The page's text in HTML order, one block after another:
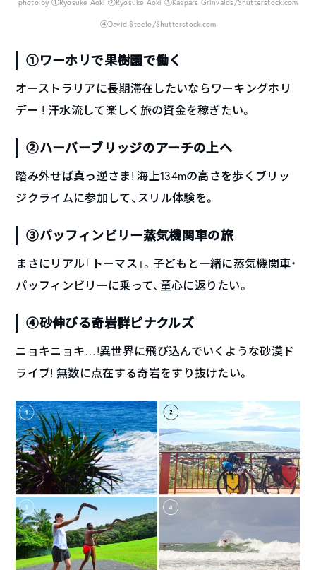
photo by ①Ryosuke Aoki ②Ryosuke Aoki ③Kaspars Grinvalds/Shutterstock.com
④David Steele/Shutterstock.com
①ワーホリで果樹園で働く
オーストラリアに長期滞在したいならワーキングホリ
デー ! 汗水流して楽しく旅の資金を稼ぎたい。
②ハーバーブリッジのアーチの上へ
踏み外せば真っ逆さま! 海上134mの高さを歩くブリッ
ジクライムに参加して、スリル体験を。
③パッフィンビリー蒸気機関車の旅
まさにリアル「トーマス」。子どもと一緒に蒸気機関車・
パッフィンビリーに乗って、童心に返りたい。
④砂伸びる奇岩群ピナクルズ
ニョキニョキ…!異世界に飛び込んでいくような砂漠ド
ライブ! 無数に点在する奇岩をすり抜けたい。